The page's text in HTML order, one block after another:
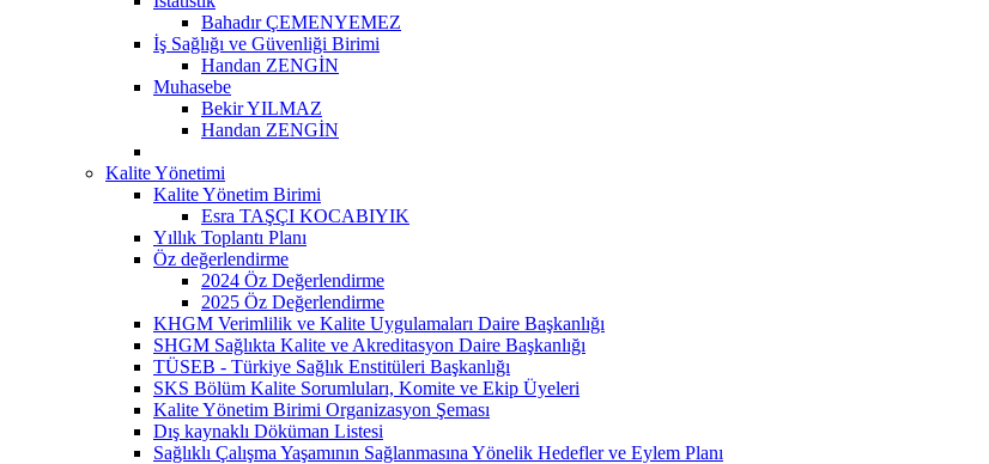
Bahadır ÇEMENYEMEZ
İş Sağlığı ve Güvenliği Birimi
Handan ZENGİN
Muhasebe
Bekir YILMAZ
Handan ZENGİN
Kalite Yönetimi
Kalite Yönetim Birimi
Esra TAŞÇI KOCABIYIK
Yıllık Toplantı Planı
Öz değerlendirme
2024 Öz Değerlendirme
2025 Öz Değerlendirme
KHGM Verimlilik ve Kalite Uygulamaları Daire Başkanlığı
SHGM Sağlıkta Kalite ve Akreditasyon Daire Başkanlığı
TÜSEB - Türkiye Sağlık Enstitüleri Başkanlığı
SKS Bölüm Kalite Sorumluları, Komite ve Ekip Üyeleri
Kalite Yönetim Birimi Organizasyon Şeması
Dış kaynaklı Döküman Listesi
Sağlıklı Çalışma Yaşamının Sağlanmasına Yönelik Hedefler ve Eylem Planı